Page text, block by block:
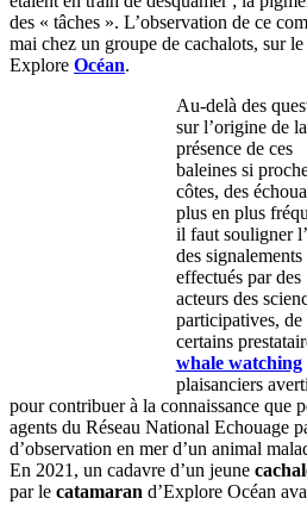
des « tâches ». L’observation de ce
mai chez un groupe de cachalots, sur le
Explore Océan.
Au-delà des
sur l’origine de la
présence de ces
baleines si
côtes, des
plus en plus
il faut souligner
des signalements
effectués par des
acteurs des
participatives, de
certains
whale watching
plaisanciers
pour contribuer à la connaissance que
agents du Réseau National Echouage
d’observation en mer d’un animal
En 2021, un cadavre d’un jeune
par le catamaran d’Explore Océan